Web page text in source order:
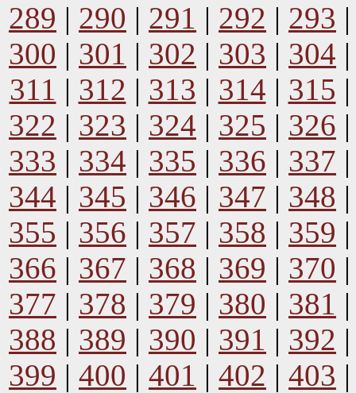
289 | 290 | 291 | 292 | 293
300 | 301 | 302 | 303 | 304
311 | 312 | 313 | 314 | 315
322 | 323 | 324 | 325 | 326
333 | 334 | 335 | 336 | 337
344 | 345 | 346 | 347 | 348
355 | 356 | 357 | 358 | 359
366 | 367 | 368 | 369 | 370
377 | 378 | 379 | 380 | 381
388 | 389 | 390 | 391 | 392
399 | 400 | 401 | 402 | 403